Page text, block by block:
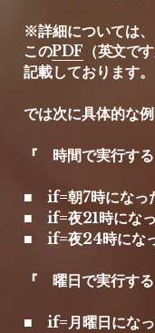
※詳細については、
このPDF （英文で
記載しております。
では次に具体的な
『　時間で実行する
■　if=朝7時になっ
■　if=夜21時にな
■　if=夜24時にな
『　曜日で実行する
■　if=月曜日にな